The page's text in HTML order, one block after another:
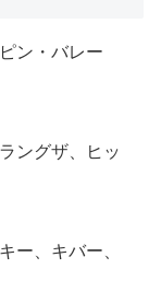
ン・バレー
ングザ、ヒッ
ー、キバー、